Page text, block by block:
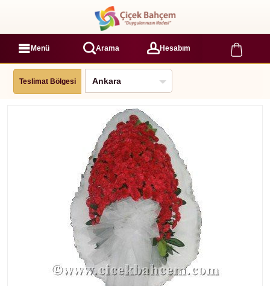
Menü Arama Hesabım
Teslimat Bölgesi